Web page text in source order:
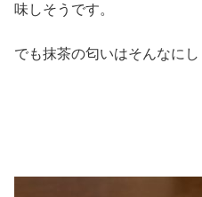
味しそうです。
でも抹茶の匂いはそんなにし